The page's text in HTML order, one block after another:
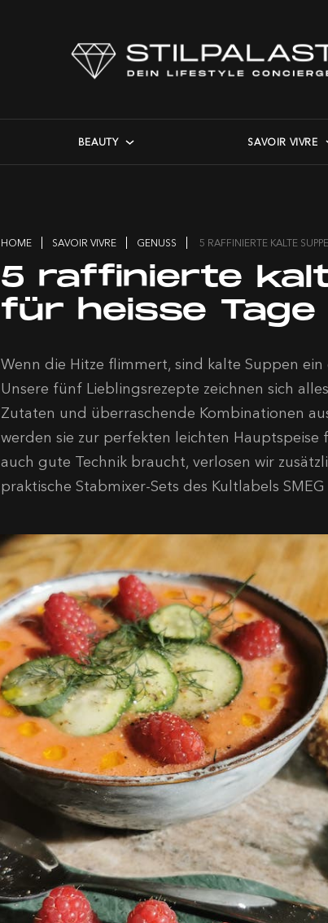
BEAUTY SAVOIR VIVRE
HOME SAVOIR VIVRE GENUSS 5 RAFFINIERTE KALTE
5 raffinierte
für heisse Tage
Wenn die Hitze flimmert, sind kalte Suppen
Unsere fünf Lieblingsrezepte zeichnen sich
Zutaten und überraschende Kombinationen
werden sie zur perfekten leichten Hauptspeise
auch gute Technik braucht, verlosen wir
praktische Stabmixer-Sets des Kultlabels